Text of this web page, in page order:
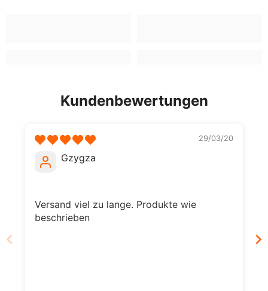
Kundenbewertungen
29/03/20
Gzygza
Versand viel zu lange. Produkte wie
beschrieben